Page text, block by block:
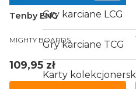
Gry karciane LCG
Gry karciane TCG
Karty
Tenby ENG
PRODUCENT
MIGHTY BOARDS
Cena
109,95 zł